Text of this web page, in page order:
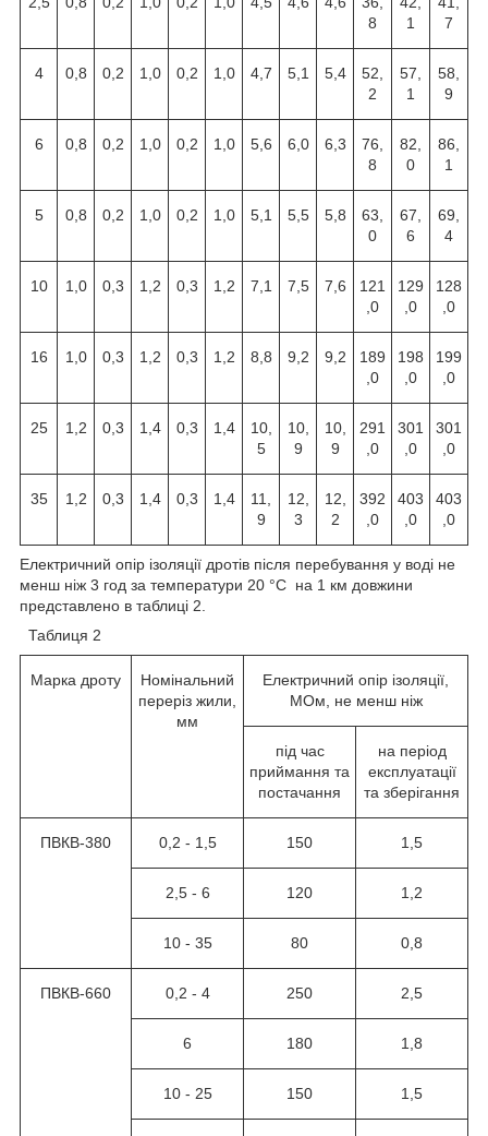
8
1
7
4 0,8 0,2 1,0 0,2 1,0 4,7 5,1 5,4
52,
2
57,
1
58,
9
6 0,8 0,2 1,0 0,2 1,0 5,6 6,0 6,3
76,
8
82,
0
86,
1
5 0,8 0,2 1,0 0,2 1,0 5,1 5,5 5,8
63,
0
67,
6
69,
4
10 1,0 0,3 1,2 0,3 1,2 7,1 7,5 7,6
121
,0
129
,0
128
,0
16 1,0 0,3 1,2 0,3 1,2 8,8 9,2 9,2
189
,0
198
,0
199
,0
25 1,2 0,3 1,4 0,3 1,4
10,
5
10,
9
10,
9
291
,0
301
,0
301
,0
35 1,2 0,3 1,4 0,3 1,4
11,
9
12,
3
12,
2
392
,0
403
,0
403
,0
Електричний опір ізоляції дротів після перебування у воді не
менш ніж 3 год за температури 20 °C на 1 км довжини
представлено в таблиці 2.
Таблиця 2
Марка дроту
Номінальний
переріз жили,
мм
Електричний опір ізоляції,
МОм, не менш ніж
під час
приймання та
постачання
на період
експлуатації
та зберігання
ПВКВ-380 0,2 - 1,5 150 1,5
2,5 - 6 120 1,2
10 - 35 80 0,8
ПВКВ-660 0,2 - 4 250 2,5
6 180 1,8
10 - 25 150 1,5